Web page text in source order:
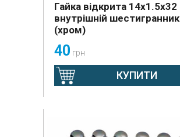
Гайка відкрита 14х1.5х32
внутрішній шестигранник
(хром)
40 грн
КУПИТИ